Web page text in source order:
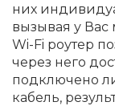
них
вызывая у Вас
Wi-Fi роутер
через него
подключено
кабель,